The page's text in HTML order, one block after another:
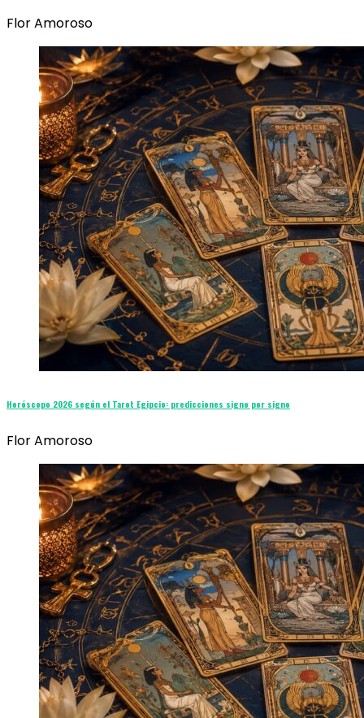
Flor Amoroso
Horóscopo 2026 según el Tarot Egipcio: predicciones signo por signo
Flor Amoroso